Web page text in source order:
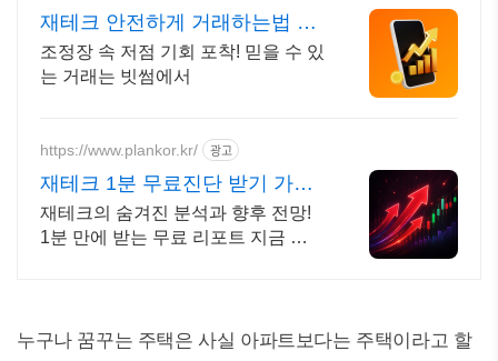
재테크 안전하게 거래하는법 신
규 가입 시 5만원 혜택
조정장 속 저점 기회 포착! 믿을 수 있
는 거래는 빗썸에서
https://www.plankor.kr/ 광고
재테크 1분 무료진단 받기 가입
즉시 무료리포트 100%
재테크의 숨겨진 분석과 향후 전망!
1분 만에 받는 무료 리포트 지금 신
누구나 꿈꾸는 주택은 사실 아파트보다는 주택이라고 할